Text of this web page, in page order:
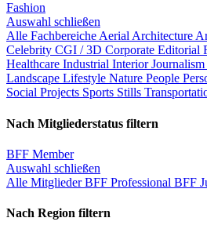
Fashion
Auswahl schließen
Alle Fachbereiche Aerial Architecture
Celebrity CGI / 3D Corporate Editorial
Healthcare Industrial Interior
Landscape Lifestyle Nature People
Social Projects Sports Stills
Nach Mitgliederstatus filtern
BFF Member
Auswahl schließen
Alle MitgliederBFF Professional BFF
Nach Region filtern